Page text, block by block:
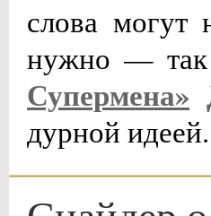
слова могут
нужно — так
Супермена»
дурной идеей.